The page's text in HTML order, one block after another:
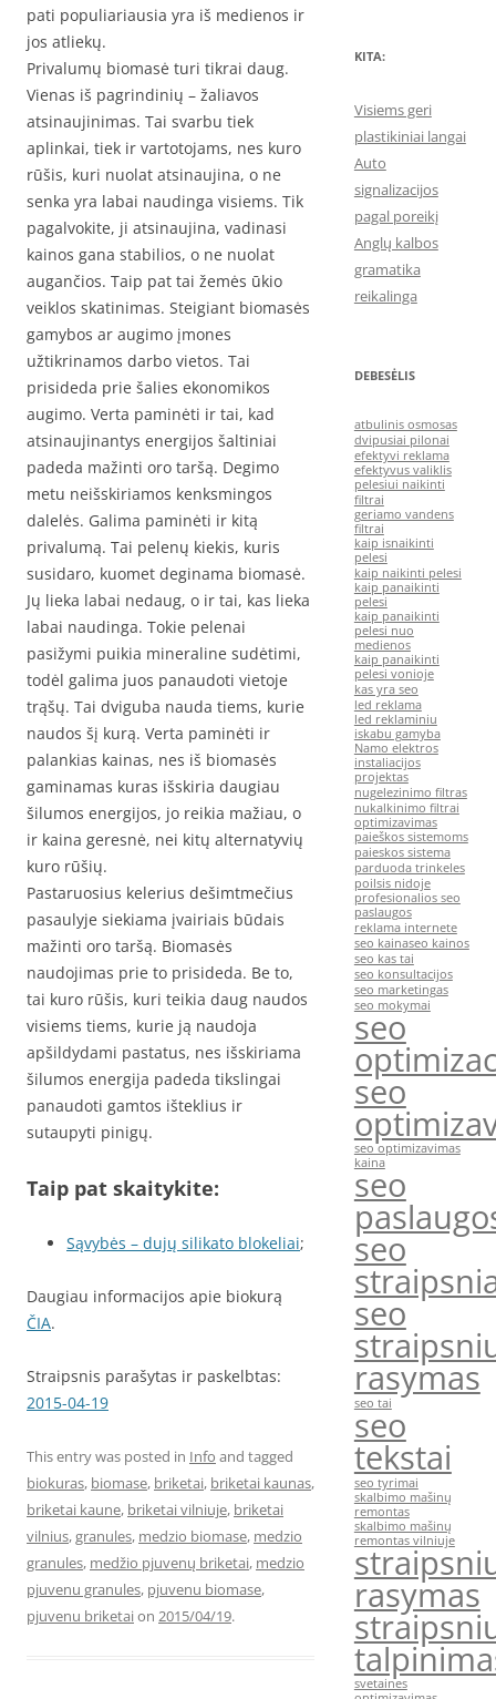
pati populiariausia yra iš medienos ir
jos atliekų.
Privalumų biomasė turi tikrai daug.
Vienas iš pagrindinių – žaliavos
atsinaujinimas. Tai svarbu tiek
aplinkai, tiek ir vartotojams, nes kuro
rūšis, kuri nuolat atsinaujina, o ne
senka yra labai naudinga visiems. Tik
pagalvokite, ji atsinaujina, vadinasi
kainos gana stabilios, o ne nuolat
augančios. Taip pat tai žemės ūkio
veiklos skatinimas. Steigiant biomasės
gamybos ar augimo įmones
užtikrinamos darbo vietos. Tai
prisideda prie šalies ekonomikos
augimo. Verta paminėti ir tai, kad
atsinaujinantys energijos šaltiniai
padeda mažinti oro taršą. Degimo
metu neišskiriamos kenksmingos
dalelės. Galima paminėti ir kitą
privalumą. Tai pelenų kiekis, kuris
susidaro, kuomet deginama biomasė.
Jų lieka labai nedaug, o ir tai, kas lieka
labai naudinga. Tokie pelenai
pasižymi puikia mineraline sudėtimi,
todėl galima juos panaudoti vietoje
trąšų. Tai dviguba nauda tiems, kurie
naudos šį kurą. Verta paminėti ir
palankias kainas, nes iš biomasės
gaminamas kuras išskiria daugiau
šilumos energijos, jo reikia mažiau, o
ir kaina geresnė, nei kitų alternatyvių
kuro rūšių.
Pastaruosius kelerius dešimtmečius
pasaulyje siekiama įvairiais būdais
mažinti oro taršą. Biomasės
naudojimas prie to prisideda. Be to,
tai kuro rūšis, kuri teikia daug naudos
visiems tiems, kurie ją naudoja
apšildydami pastatus, nes išskiriama
šilumos energija padeda tikslingai
panaudoti gamtos išteklius ir
sutaupyti pinigų.
Taip pat skaitykite:
Sąvybės – dujų silikato blokeliai;
Daugiau informacijos apie biokurą
ČIA.
Straipsnis parašytas ir paskelbtas:
2015-04-19
This entry was posted in Info and tagged
biokuras, biomase, briketai, briketai kaunas,
briketai kaune, briketai vilniuje, briketai
vilnius,granules, medzio biomase, medzio
granules, medžio pjuvenų briketai, medzio
pjuvenu granules, pjuvenu biomase,
pjuvenu briketaion 2015/04/19.
KITA:
Visiems geri
plastikiniai langai
Auto
signalizacijos
pagal poreikį
Anglų kalbos
gramatika
reikalinga
DEBESĖLIS
atbulinis osmosas
dvipusiai pilonai
efektyvi reklama
efektyvus valiklis
pelesiui naikinti
filtrai
geriamo vandens
filtrai
kaip isnaikinti
pelesi
kaip naikinti pelesi
kaip panaikinti
pelesi
kaip panaikinti
pelesi nuo
medienos
kaip panaikinti
pelesi vonioje
kas yra seo
led reklama
led reklaminiu
iskabu gamyba
Namo elektros
instaliacijos
projektas
nugelezinimo filtras
nukalkinimo filtrai
optimizavimas
paieškos sistemoms
paieskos sistema
parduoda trinkeles
poilsis nidoje
profesionalios seo
paslaugos
reklama internete
seo kainaseo kainos
seo kas tai
seo konsultacijos
seo marketingas
seo mokymai
seo
seo
seo optimizavimas
kaina
seo
seo
seo
rasymas
seo tai
seo
tekstai
seo tyrimai
skalbimo mašinų
remontas
skalbimo mašinų
remontas vilniuje
rasymas
svetaines